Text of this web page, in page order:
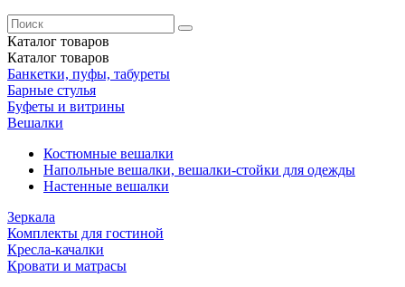
Каталог товаров
Каталог товаров
Банкетки, пуфы, табуреты
Барные стулья
Буфеты и витрины
Вешалки
Костюмные вешалки
Напольные вешалки, вешалки-стойки для одежды
Настенные вешалки
Зеркала
Комплекты для гостиной
Кресла-качалки
Кровати и матрасы